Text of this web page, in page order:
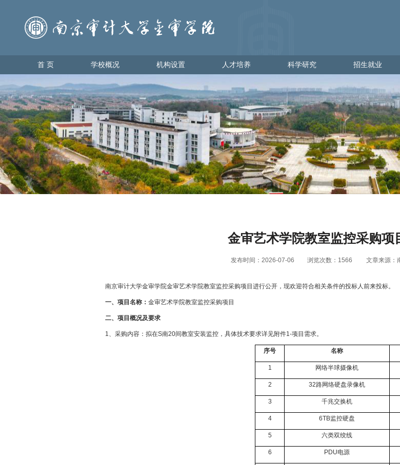
首 页 学校概况
学校简介
理事会领导
学校领导
办学理念
校园地图
金审美景
金审标识
机构设置 人才培养
教育教学
学生管理
科学研究
科研管理
科研动态
招生就业
出彩金审人
招生网
就业网
首 页 学校概况 机构设置 人才培养 科学研究 招生就业
金审艺术学院教室监控采购项
发布时间：2026-07-06 浏览次数： 1566 文章来源：
南京审计大学金审学院金审艺术学院教室监控采购项目 进行公开，现欢迎符合相关条件的投标人前来投标。
一、项目名称： 金审艺术学院教室监控采购项目
二、项目 概况及要求
1、采购内容： 拟在S南20间教室安装监控，具体技术要求详见附件1-项目需求。
序号 名称
1 网络半球摄像机
2 32路网络硬盘录像机
3 千兆交换机
4 6TB监控硬盘
5 六类双绞线
6 PDU电源